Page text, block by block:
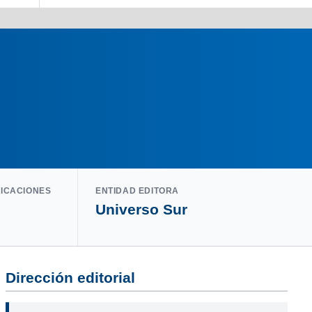
ENTIDAD EDITORA
Universo Sur
Dirección editorial